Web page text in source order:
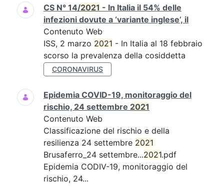
CS N° 14/2021 - In Italia il 54% delle
infezioni dovute a ‘variante inglese’, il
Contenuto Web
ISS, 2 marzo 2021 - In Italia al 18 febbraio
scorso la prevalenza della cosiddetta
CORONAVIRUS
Epidemia COVID-19, monitoraggio del
rischio, 24 settembre 2021
Contenuto Web
Classificazione del rischio e della
resilienza 24 settembre 2021
Brusaferro_24 settembre...2021.pdf
Epidemia CODIV-19, monitoraggio del
rischio, 24...